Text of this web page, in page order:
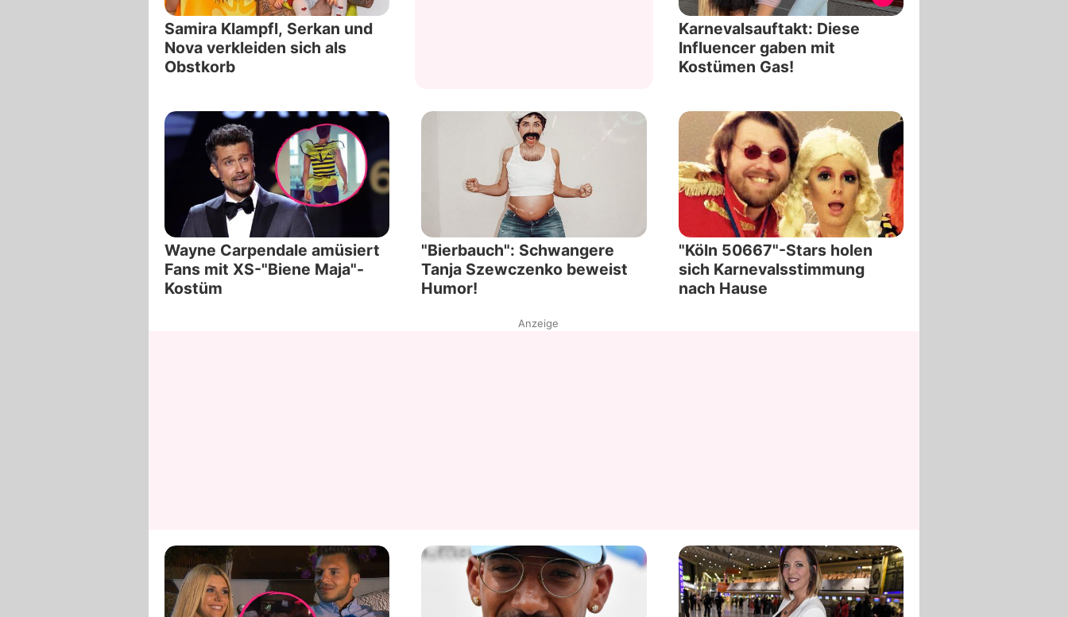
Samira Klampfl, Serkan und
Nova verkleiden sich als
Obstkorb
Karnevalsauftakt: Diese
Influencer gaben mit
Kostümen Gas!
Wayne Carpendale amüsiert
Fans mit XS-"Biene Maja"-
Kostüm
"Bierbauch": Schwangere
Tanja Szewczenko beweist
Humor!
"Köln 50667"-Stars holen
sich Karnevalsstimmung
nach Hause
Anzeige